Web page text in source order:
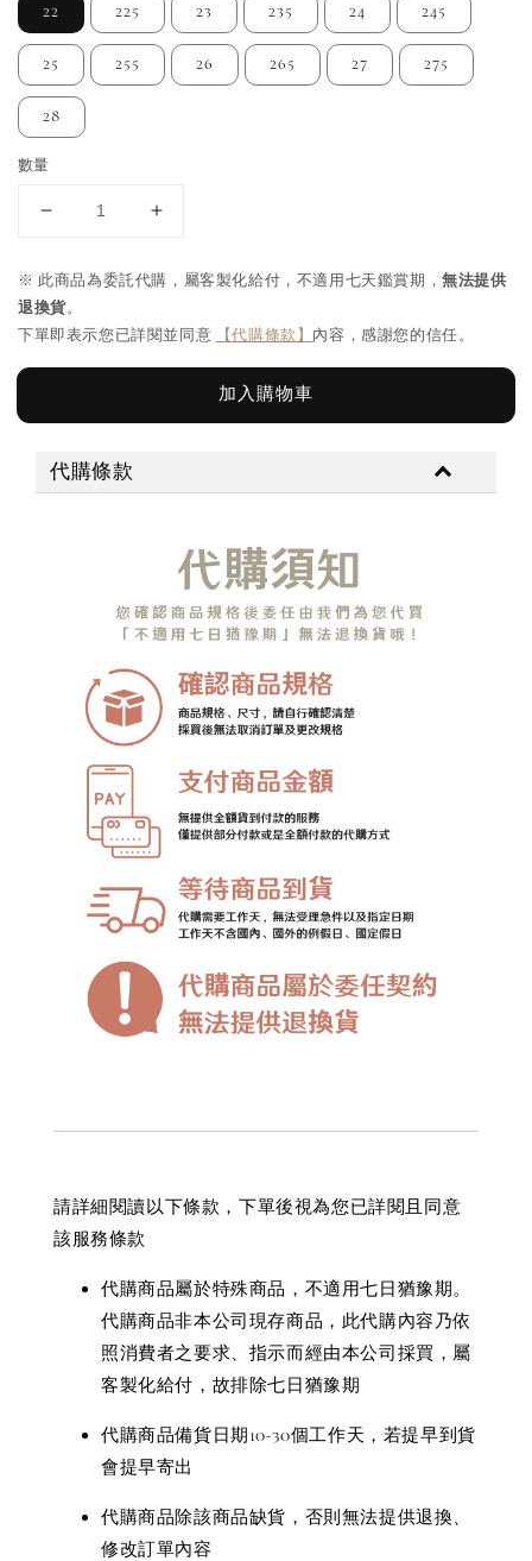
22 225 23 235 24 245
25 255 26 265 27 275
28
數量
※ 此商品為委託代購，屬客製化給付，不適用七天鑑賞期，無法提供
退換貨。
下單即表示您已詳閱並同意
【代購條款】 內容，感謝您的信任。
加入購物車
代購條款
請詳細閱讀以下條款，下單後視為您已詳閱且同意
該服務條款
代購商品屬於特殊商品，不適用七日猶豫期。
代購商品非本公司現存商品，此代購內容乃依
照消費者之要求、指示而經由本公司採買，屬
客製化給付，故排除七日猶豫期
代購商品備貨日期10-30個工作天，若提早到貨
會提早寄出
代購商品除該商品缺貨，否則無法提供退換、
修改訂單內容